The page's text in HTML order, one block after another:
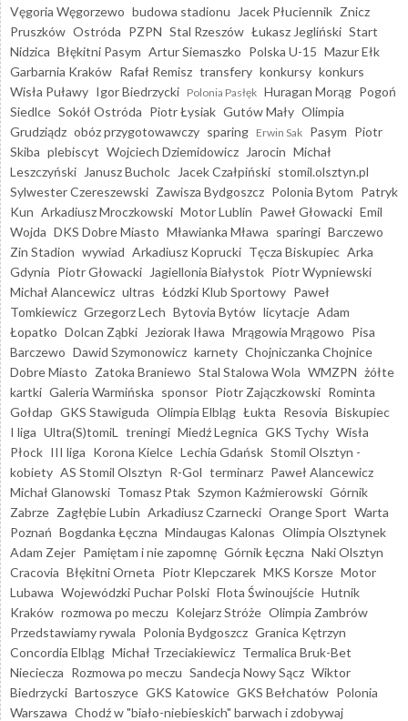
Vęgoria Węgorzewo budowa stadionu Jacek Płuciennik Znicz
Pruszków Ostróda PZPN Stal Rzeszów Łukasz Jegliński Start
Nidzica Błękitni Pasym Artur Siemaszko Polska U-15 Mazur Ełk
Garbarnia Kraków Rafał Remisz transfery konkursy konkurs
Wisła Puławy Igor Biedrzycki Polonia Pasłęk Huragan Morąg Pogoń
Siedlce Sokół Ostróda Piotr Łysiak Gutów Mały Olimpia
Grudziądz obóz przygotowawczy sparing Erwin Sak Pasym Piotr
Skiba plebiscyt Wojciech Dziemidowicz Jarocin Michał
Leszczyński
Janusz Bucholc Jacek Czałpiński stomil.olsztyn.pl
Sylwester Czereszewski Zawisza Bydgoszcz Polonia Bytom Patryk
Kun Arkadiusz Mroczkowski Motor Lublin Paweł Głowacki Emil
Wojda DKS Dobre Miasto Mławianka Mława sparingi Barczewo
Zin Stadion wywiad Arkadiusz Koprucki Tęcza Biskupiec Arka
Gdynia Piotr Głowacki Jagiellonia Białystok Piotr Wypniewski
Michał Alancewicz ultras Łódzki Klub Sportowy Paweł
Tomkiewicz Grzegorz Lech Bytovia Bytów licytacje Adam
Łopatko Dolcan Ząbki Jeziorak Iława Mrągowia Mrągowo Pisa
Barczewo Dawid Szymonowicz karnety Chojniczanka Chojnice
Dobre Miasto Zatoka Braniewo Stal Stalowa Wola WMZPN żółte
kartki Galeria Warmińska sponsor Piotr Zajączkowski Rominta
Gołdap GKS Stawiguda Olimpia Elbląg Łukta Resovia Biskupiec
I liga Ultra(S)tomiL treningi Miedź Legnica GKS Tychy Wisła
Płock III liga Korona Kielce Lechia Gdańsk Stomil Olsztyn -
kobiety AS Stomil Olsztyn R-Gol terminarz Paweł Alancewicz
Michał Glanowski Tomasz Ptak Szymon Kaźmierowski Górnik
Zabrze Zagłębie Lubin Arkadiusz Czarnecki Orange Sport Warta
Poznań Bogdanka Łęczna Mindaugas Kalonas Olimpia Olsztynek
Adam Zejer Pamiętam i nie zapomnę Górnik Łęczna Naki Olsztyn
Cracovia Błękitni Orneta Piotr Klepczarek MKS Korsze Motor
Lubawa Wojewódzki Puchar Polski Flota Świnoujście Hutnik
Kraków rozmowa po meczu Kolejarz Stróże Olimpia Zambrów
Przedstawiamy rywala Polonia Bydgoszcz Granica Kętrzyn
Concordia Elbląg Michał Trzeciakiewicz Termalica Bruk-Bet
Nieciecza Rozmowa po meczu Sandecja Nowy Sącz Wiktor
Biedrzycki Bartoszyce GKS Katowice GKS Bełchatów Polonia
Warszawa Chodź w "biało-niebieskich" barwach i zdobywaj